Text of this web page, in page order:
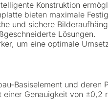
Konstruktion
bieten maximale
und sichere
Lösungen.
um eine optimale
Basiselement und
Genauigkeit von ±0,2